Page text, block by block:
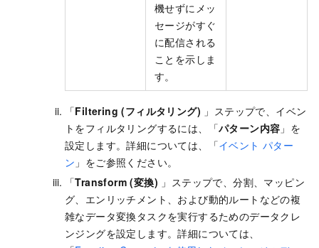
機せずにメッ
セージがすぐ
に配信される
ことを示しま
す。
「Filtering (フィルタリング) 」ステップで、イベン
トをフィルタリングするには、「パターン内容 」を
設定します。詳細については、「イベント パター
ン 」をご参照ください。
「Transform (変換) 」ステップで、分割、マッピン
グ、エンリッチメント、および動的ルートなどの複
雑なデータ変換タスクを実行するためのデータクレ
ンジングを設定します。詳細については、